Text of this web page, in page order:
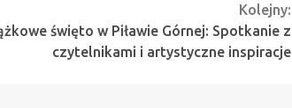
Kolejny:
święto w Piławie Górnej: Spotkanie z
czytelnikami i artystyczne inspiracje